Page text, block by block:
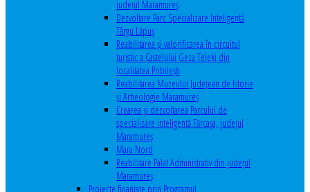
județul Maramureș
Dezvoltare Parc Specializare Inteligentă
Târgu Lăpuș
Reabilitarea și valorificarea în circuitul
turistic a Castelului Geza Teleki din
localitatea Pribilești
Reabilitarea Muzeului Județean de Istorie
și Arheologie Maramureș
Crearea și dezvoltarea Parcului de
specializare inteligentă Fărcașa, județul
Maramureș
Mara Nord
Reabilitare Palat Administrativ din județul
Maramureș
Proiecte finanțate prin Programul